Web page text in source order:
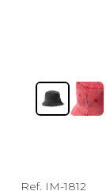
Ref. IM-1812